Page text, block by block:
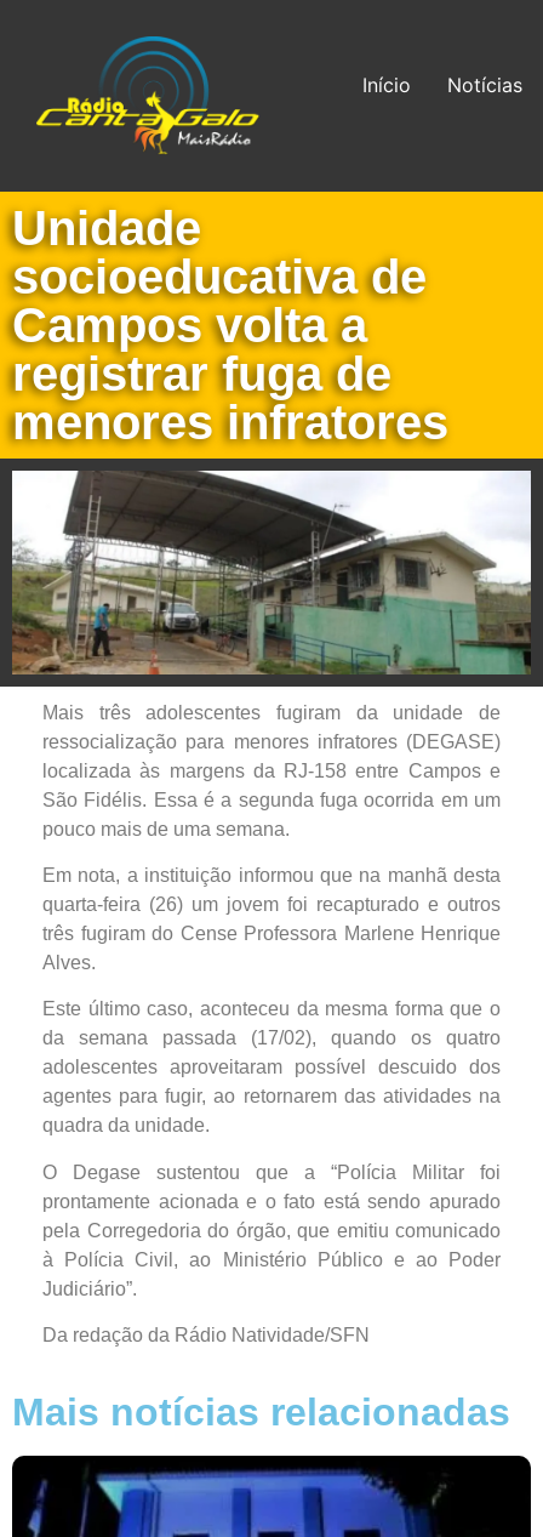
Início Notícias
Unidade
socioeducativa de
Campos volta a
registrar fuga de
menores infratores
Mais três adolescentes fugiram da unidade de
ressocialização para menores infratores (DEGASE)
localizada às margens da RJ-158 entre Campos e
São Fidélis. Essa é a segunda fuga ocorrida em um
pouco mais de uma semana.
Em nota, a instituição informou que na manhã desta
quarta-feira (26) um jovem foi recapturado e outros
três fugiram do Cense Professora Marlene Henrique
Alves.
Este último caso, aconteceu da mesma forma que o
da semana passada (17/02), quando os quatro
adolescentes aproveitaram possível descuido dos
agentes para fugir, ao retornarem das atividades na
quadra da unidade.
O Degase sustentou que a “Polícia Militar foi
prontamente acionada e o fato está sendo apurado
pela Corregedoria do órgão, que emitiu comunicado
à Polícia Civil, ao Ministério Público e ao Poder
Judiciário”.
Da redação da Rádio Natividade/SFN
Mais notícias relacionadas